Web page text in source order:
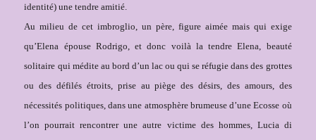
identité) une tendre amitié.
Au milieu de cet imbroglio, un père, figure aimée mais qui exige
qu’Elena épouse Rodrigo, et donc voilà la tendre Elena, beauté
solitaire qui médite au bord d’un lac ou qui se réfugie dans des grottes
ou des défilés étroits, prise au piège des désirs, des amours, des
nécessités politiques, dans une atmosphère brumeuse d’une Ecosse où
l’on pourrait rencontrer une autre victime des hommes, Lucia di